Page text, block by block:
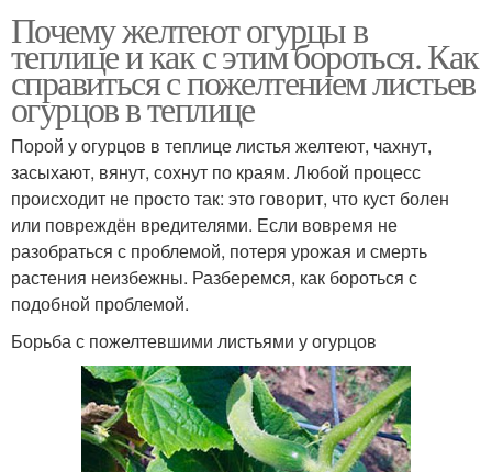
Почему желтеют огурцы в
теплице и как с этим бороться. Как
справиться с пожелтением листьев
огурцов в теплице
Порой у огурцов в теплице листья желтеют, чахнут,
засыхают, вянут, сохнут по краям. Любой процесс
происходит не просто так: это говорит, что куст болен
или повреждён вредителями. Если вовремя не
разобраться с проблемой, потеря урожая и смерть
растения неизбежны. Разберемся, как бороться с
подобной проблемой.
Борьба с пожелтевшими листьями у огурцов